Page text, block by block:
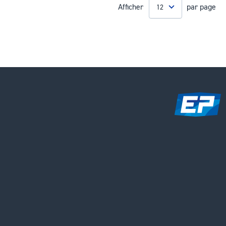
Afficher par page